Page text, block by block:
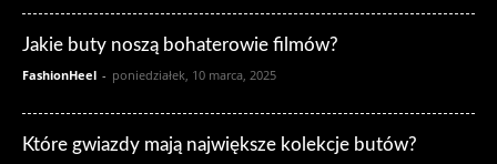
Jakie buty noszą bohaterowie filmów?
FashionHeel - poniedziałek, 10 marca, 2025
Które gwiazdy mają największe kolekcje butów?